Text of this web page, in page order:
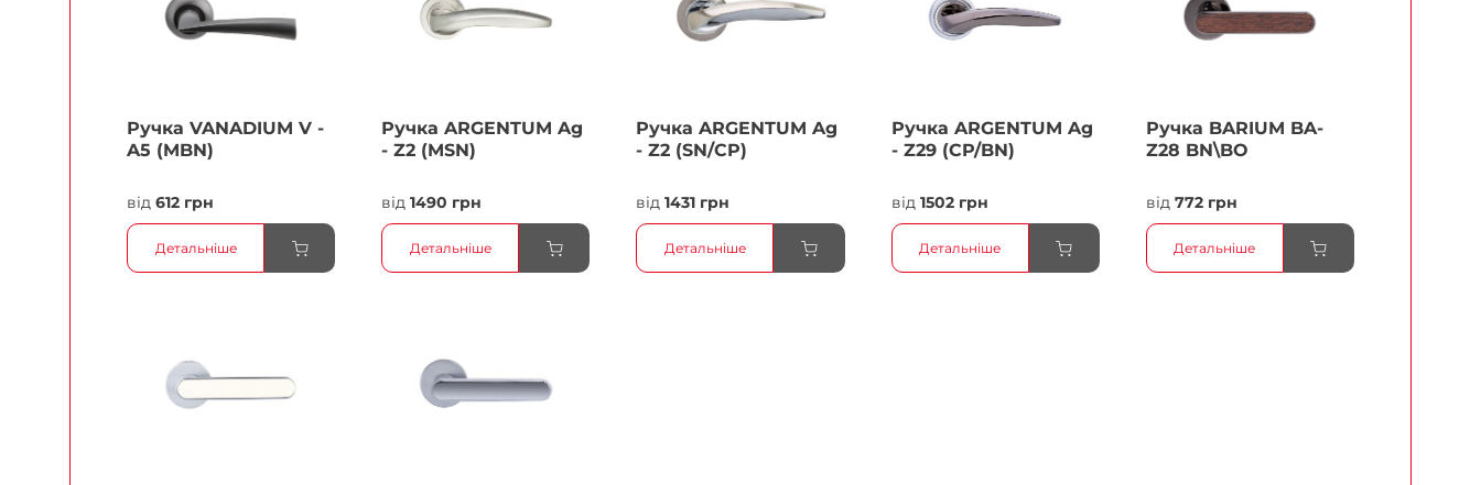
Ручка VANADIUM V -
A5 (MBN)
від 612 грн
Детальніше
Ручка ARGENTUM Ag
- Z2 (MSN)
від1490 грн
Детальніше
Ручка ARGENTUM Ag
- Z2 (SN/CP)
від1431 грн
Детальніше
Ручка ARGENTUM Ag
- Z29 (CP/BN)
від 1502 грн
Детальніше
Ручка BARIUM BA-
Z28 BN\BO
від 772 грн
Детальніше